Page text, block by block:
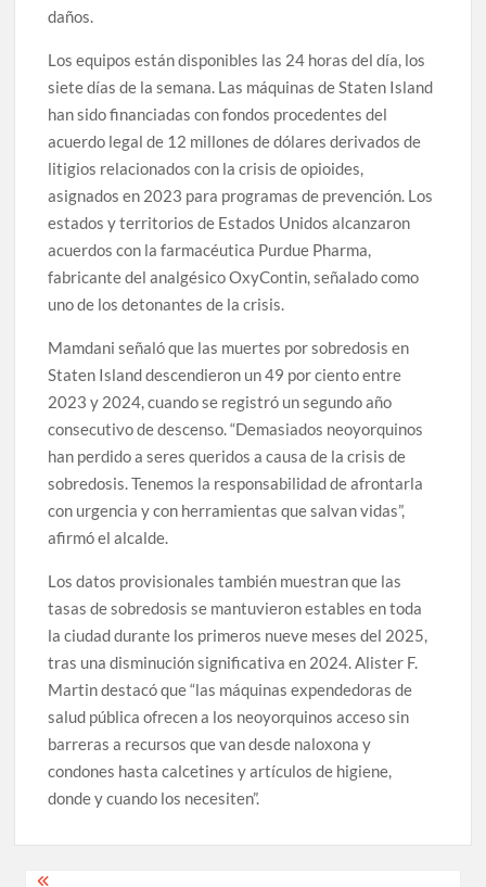
daños.
Los equipos están disponibles las 24 horas del día, los
siete días de la semana. Las máquinas de Staten Island
han sido financiadas con fondos procedentes del
acuerdo legal de 12 millones de dólares derivados de
litigios relacionados con la crisis de opioides,
asignados en 2023 para programas de prevención. Los
estados y territorios de Estados Unidos alcanzaron
acuerdos con la farmacéutica Purdue Pharma,
fabricante del analgésico OxyContin, señalado como
uno de los detonantes de la crisis.
Mamdani señaló que las muertes por sobredosis en
Staten Island descendieron un 49 por ciento entre
2023 y 2024, cuando se registró un segundo año
consecutivo de descenso. “Demasiados neoyorquinos
han perdido a seres queridos a causa de la crisis de
sobredosis. Tenemos la responsabilidad de afrontarla
con urgencia y con herramientas que salvan vidas”,
afirmó el alcalde.
Los datos provisionales también muestran que las
tasas de sobredosis se mantuvieron estables en toda
la ciudad durante los primeros nueve meses del 2025,
tras una disminución significativa en 2024. Alister F.
Martin destacó que “las máquinas expendedoras de
salud pública ofrecen a los neoyorquinos acceso sin
barreras a recursos que van desde naloxona y
condones hasta calcetines y artículos de higiene,
donde y cuando los necesiten”.